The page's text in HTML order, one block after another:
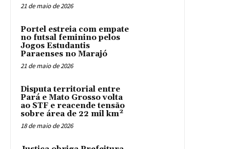
21 de maio de 2026
Portel estreia com empate
no futsal feminino pelos
Jogos Estudantis
Paraenses no Marajó
21 de maio de 2026
Disputa territorial entre
Pará e Mato Grosso volta
ao STF e reacende tensão
sobre área de 22 mil km²
18 de maio de 2026